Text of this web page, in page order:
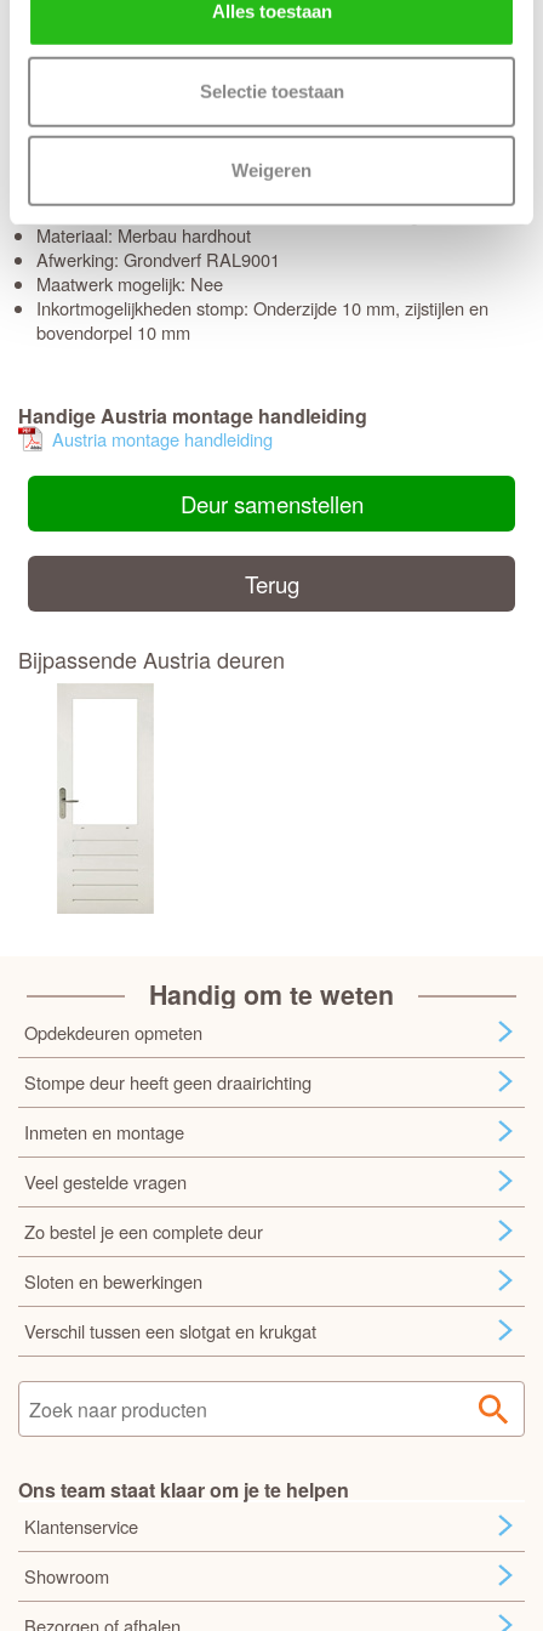
Alles toestaan
Selectie toestaan
Weigeren
temperatuurverschillen kan hout krimpen of uitzetten. De flexibele
kit voorkomt indringend vocht in de naden van de deur.
Thuisbezorgd in slechts 5 werkdagen
levertijd met 3 werkdagen)
Kenmerken Austria merbau 1479 isolatieglas
Materiaal: Merbau hardhout
Afwerking: Grondverf RAL9001
Maatwerk mogelijk: Nee
Inkortmogelijkheden stomp: Onderzijde 10 mm, zijstijlen en
bovendorpel 10 mm
Handige Austria montage handleiding
Austria montage handleiding
Deur samenstellen
Terug
Bijpassende Austria deuren
Handig om te weten
Opdekdeuren opmeten
Stompe deur heeft geen draairichting
Inmeten en montage
Veel gestelde vragen
Zo bestel je een complete deur
Sloten en bewerkingen
Verschil tussen een slotgat en krukgat
Ons team staat klaar om je te helpen
Klantenservice
Showroom
Bezorgen of afhalen